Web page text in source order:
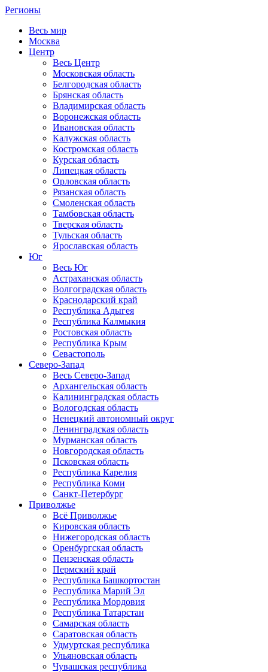
Регионы
Весь мир
Москва
Центр
Весь Центр
Московская область
Белгородская область
Брянская область
Владимирская область
Воронежская область
Ивановская область
Калужская область
Костромская область
Курская область
Липецкая область
Орловская область
Рязанская область
Смоленская область
Тамбовская область
Тверская область
Тульская область
Ярославская область
Юг
Весь Юг
Астраханская область
Волгоградская область
Краснодарский край
Республика Адыгея
Республика Калмыкия
Ростовская область
Республика Крым
Севастополь
Северо-Запад
Весь Северо-Запад
Архангельская область
Калининградская область
Вологодская область
Ненецкий автономный округ
Ленинградская область
Мурманская область
Новгородская область
Псковская область
Республика Карелия
Республика Коми
Санкт-Петербург
Приволжье
Всё Приволжье
Кировская область
Нижегородская область
Оренбургская область
Пензенская область
Пермский край
Республика Башкортостан
Республика Марий Эл
Республика Мордовия
Республика Татарстан
Самарская область
Саратовская область
Удмуртская республика
Ульяновская область
Чувашская республика